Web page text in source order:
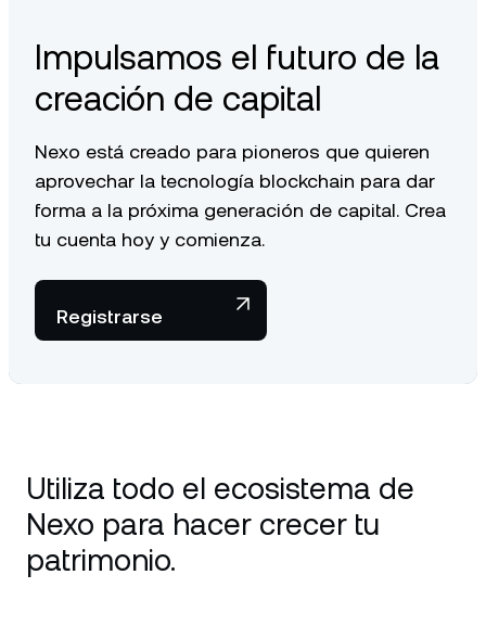
Impulsamos el futuro de la
creación de capital
Nexo está creado para pioneros que quieren
aprovechar la tecnología blockchain para dar
forma a la próxima generación de capital. Crea
tu cuenta hoy y comienza.
Registrarse
Utiliza todo el ecosistema de
Nexo para hacer crecer tu
patrimonio.